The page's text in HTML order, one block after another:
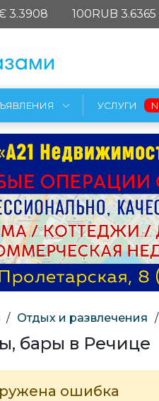
3.3908 100RUB 3.6365
УСЛУГИ
/ Отдых и развлечения /
бары в Речице
ошибка